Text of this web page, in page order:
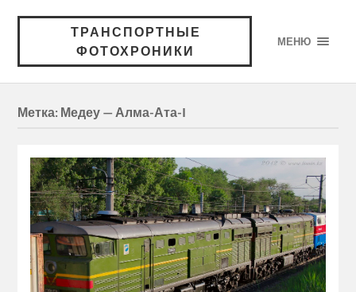
ТРАНСПОРТНЫЕ
ФОТОХРОНИКИ
МЕНЮ
Метка: Медеу — Алма-Ата-I